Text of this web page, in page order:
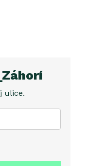
ulice.